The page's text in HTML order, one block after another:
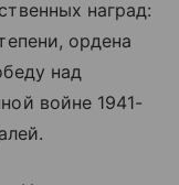
наград:
ордена
над
войне 1941-